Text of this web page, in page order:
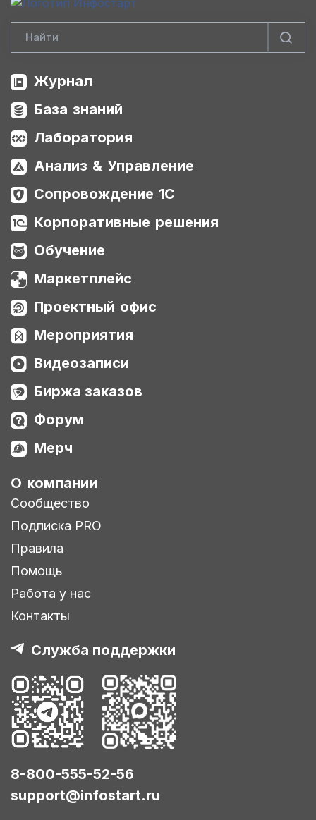
Журнал
База знаний
Лаборатория
Анализ & Управление
Сопровождение 1С
Корпоративные решения
Обучение
Маркетплейс
Проектный офис
Мероприятия
Видеозаписи
Биржа заказов
Форум
Мерч
О компании
Сообщество
Подписка PRO
Правила
Помощь
Работа у нас
Контакты
Служба поддержки
8-800-555-52-56
support@infostart.ru